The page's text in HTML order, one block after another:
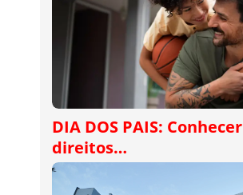
DIA DOS PAIS: Conhecer
direitos…